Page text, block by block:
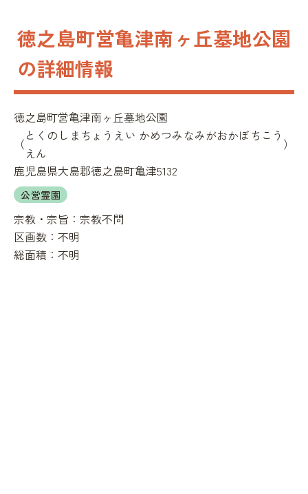
徳之島町営亀津南ヶ丘墓地公園
の詳細情報
徳之島町営亀津南ヶ丘墓地公園
（
とくのしまちょうえい かめつみなみがおかぼちこう
えん
）
鹿児島県大島郡徳之島町亀津5132
公営霊園
宗教・宗旨： 宗教不問
区画数： 不明
総面積： 不明